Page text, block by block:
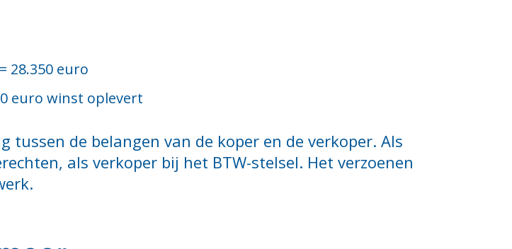
28.350 euro
euro winst oplevert
de belangen van de koper en de verkoper. Als
als verkoper bij het BTW-stelsel. Het verzoenen